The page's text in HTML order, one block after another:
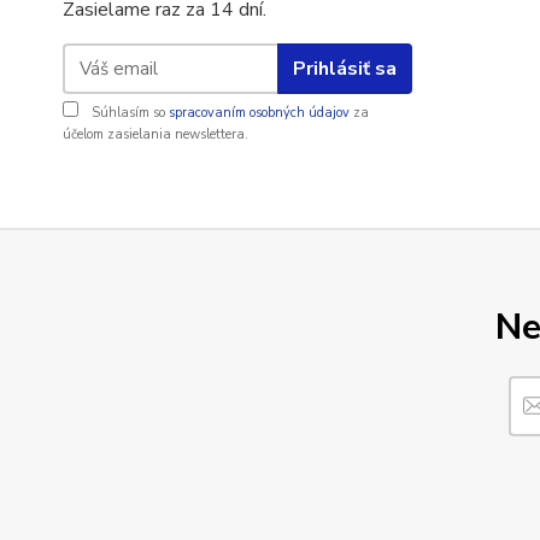
Zasielame raz za 14 dní.
Prihlásiť sa
Súhlasím so spracovaním osobných údajov za
účelom zasielania newslettera.